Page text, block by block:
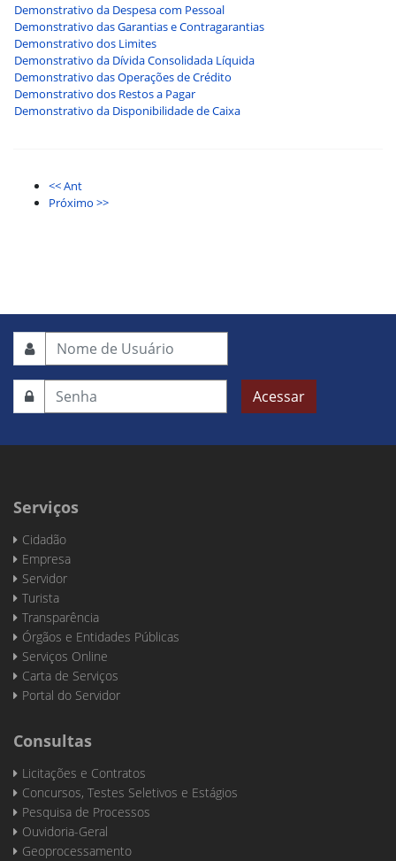
Demonstrativo da Despesa com Pessoal
Demonstrativo das Garantias e Contragarantias
Demonstrativo dos Limites
Demonstrativo da Dívida Consolidada Líquida
Demonstrativo das Operações de Crédito
Demonstrativo dos Restos a Pagar
Demonstrativo da Disponibilidade de Caixa
<< Ant
Próximo >>
Acessar
Serviços
Cidadão
Empresa
Servidor
Turista
Transparência
Órgãos e Entidades Públicas
Serviços Online
Carta de Serviços
Portal do Servidor
Consultas
Licitações e Contratos
Concursos, Testes Seletivos e Estágios
Pesquisa de Processos
Ouvidoria-Geral
Geoprocessamento